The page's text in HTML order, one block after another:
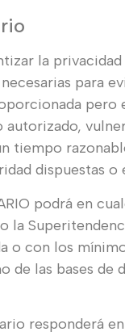
la
para
pero
autorizado,
tiempo
dispuestas o
podrá en
la
con los
las bases de
responderá